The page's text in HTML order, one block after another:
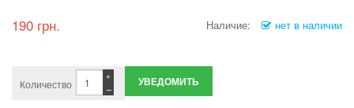
190 грн. Наличие: нет в наличии
Количество −
+ УВЕДОМИТЬ